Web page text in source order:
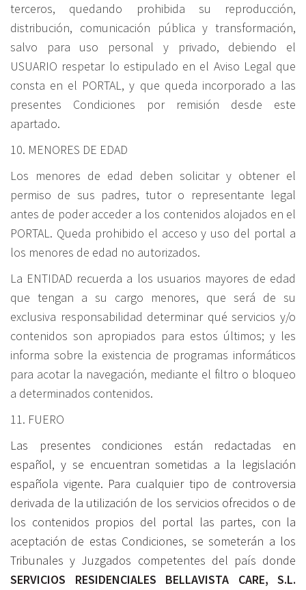
terceros, quedando prohibida su reproducción,
distribución, comunicación pública y transformación,
salvo para uso personal y privado, debiendo el
USUARIO respetar lo estipulado en el Aviso Legal que
consta en el PORTAL, y que queda incorporado a las
presentes Condiciones por remisión desde este
apartado.
10. MENORES DE EDAD
Los menores de edad deben solicitar y obtener el
permiso de sus padres, tutor o representante legal
antes de poder acceder a los contenidos alojados en el
PORTAL. Queda prohibido el acceso y uso del portal a
los menores de edad no autorizados.
La ENTIDAD recuerda a los usuarios mayores de edad
que tengan a su cargo menores, que será de su
exclusiva responsabilidad determinar qué servicios y/o
contenidos son apropiados para estos últimos; y les
informa sobre la existencia de programas informáticos
para acotar la navegación, mediante el filtro o bloqueo
a determinados contenidos.
11. FUERO
Las presentes condiciones están redactadas en
español, y se encuentran sometidas a la legislación
española vigente. Para cualquier tipo de controversia
derivada de la utilización de los servicios ofrecidos o de
los contenidos propios del portal las partes, con la
aceptación de estas Condiciones, se someterán a los
Tribunales y Juzgados competentes del país donde
SERVICIOS RESIDENCIALES BELLAVISTA CARE, S.L.